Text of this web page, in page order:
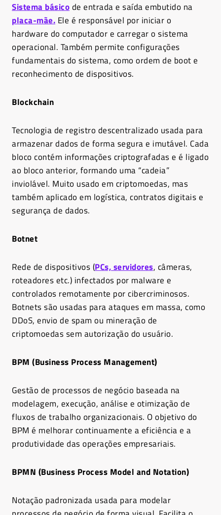
Sistema básicode entrada e saída embutido na
placa-mãe. Ele é responsável por iniciar o
hardware do computador e carregar o sistema
operacional. Também permite configurações
fundamentais do sistema, como ordem de boot e
reconhecimento de dispositivos.
Blockchain
Tecnologia de registro descentralizado usada para
armazenar dados de forma segura e imutável. Cada
bloco contém informações criptografadas e é ligado
ao bloco anterior, formando uma “cadeia”
inviolável. Muito usado em criptomoedas, mas
também aplicado em logística, contratos digitais e
segurança de dados.
Botnet
Rede de dispositivos (PCs, servidores, câmeras,
roteadores etc.) infectados por malware e
controlados remotamente por cibercriminosos.
Botnets são usadas para ataques em massa, como
DDoS, envio de spam ou mineração de
criptomoedas sem autorização do usuário.
BPM (Business Process Management)
Gestão de processos de negócio baseada na
modelagem, execução, análise e otimização de
fluxos de trabalho organizacionais. O objetivo do
BPM é melhorar continuamente a eficiência e a
produtividade das operações empresariais.
BPMN (Business Process Model and Notation)
Notação padronizada usada para modelar